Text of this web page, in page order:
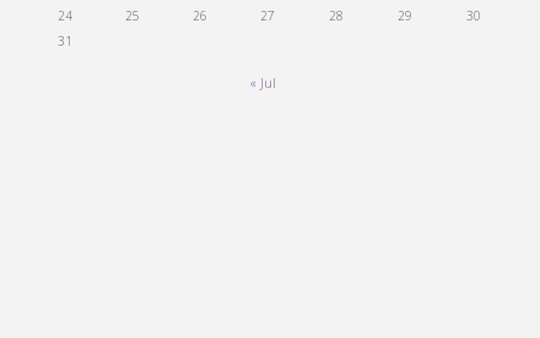
24
25 26 27 28 29
30
31
« Jul